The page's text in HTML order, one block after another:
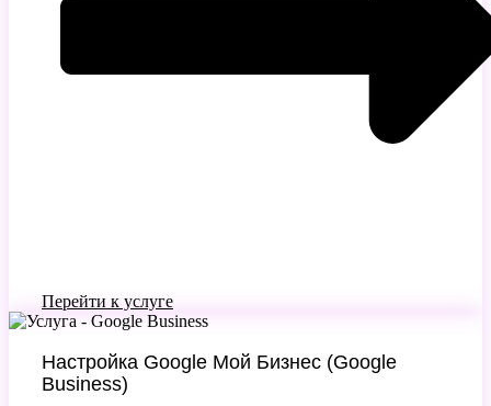
Перейти к услуге
Настройка Google Мой Бизнес (Google
Business)